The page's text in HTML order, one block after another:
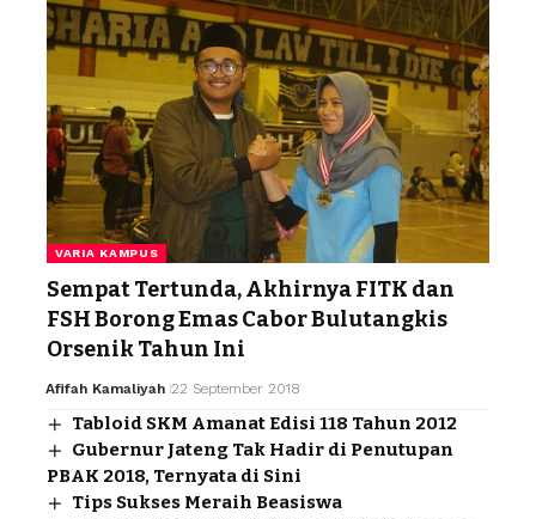
VARIA KAMPUS
Sempat Tertunda, Akhirnya FITK dan
FSH Borong Emas Cabor Bulutangkis
Orsenik Tahun Ini
Afifah Kamaliyah 22 September 2018
Tabloid SKM Amanat Edisi 118 Tahun 2012
Gubernur Jateng Tak Hadir di Penutupan
PBAK 2018, Ternyata di Sini
Tips Sukses Meraih Beasiswa